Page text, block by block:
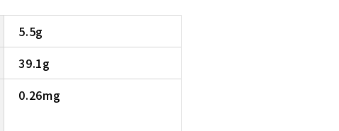
5.5g
39.1g
0.26mg